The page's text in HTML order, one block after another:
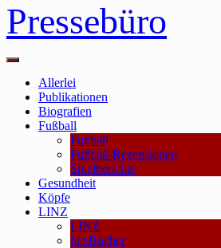
Pressebüro
Main
Allerlei
Publikationen
Biografien
Fußball
Fußball
Fußball-Rezensionen
Spielberichte
Gesundheit
Köpfe
LINZ
LINZ
linzBücher